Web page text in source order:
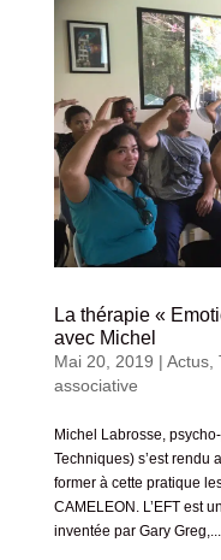
La thérapie «
avec Michel
Mai 20, 2019 | Actus,
associative
Michel Labrosse,
Techniques) s’est rendu
former à cette pratique
CAMELEON. L’EFT est
inventée par Gary Greg,...